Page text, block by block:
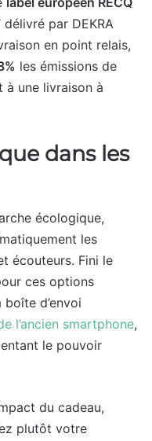
par DEKRA
en point relais,
les émissions de
une livraison à
dans les
écologique,
les
écouteurs. Fini le
ces options
boîte d’envoi
l’ancien smartphone,
le pouvoir
du cadeau,
plutôt votre